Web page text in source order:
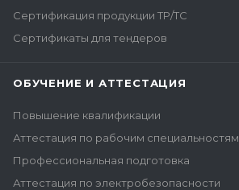
Сертификация продукции ТР/ТС
Сертификаты для тендеров
ОБУЧЕНИЕ И АТТЕСТАЦИЯ
Повышение квалификации
Аттестация по рабочим специальностям
Профессиональная подготовка
Аттестация по электробезопасности